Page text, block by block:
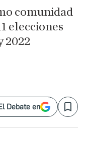
comunidad
elecciones
2022
Debate en Save